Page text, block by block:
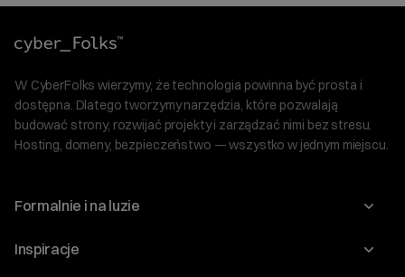
W CyberFolks wierzymy, że technologia powinna być prosta i
dostępna. Dlatego tworzymy narzędzia, które pozwalają
budować strony, rozwijać projekty i zarządzać nimi bez stresu.
Hosting, domeny, bezpieczeństwo — wszystko w jednym miejscu.
Formalnie i na luzie
O nas
Inspiracje